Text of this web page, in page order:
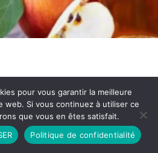
Politique de Confidentialité
CGU
par DIEUDUDIABLE
pour vous garantir la meilleure
web. Si vous continuez à utiliser ce
que vous en êtes satisfait.
Politique de confidentialité